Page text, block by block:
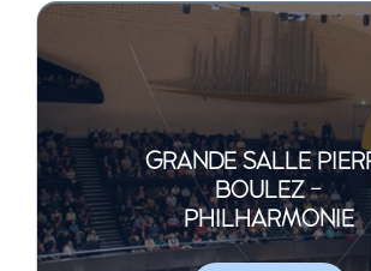
GRANDE SALLE
BOULEZ -
PHILHARMONIE